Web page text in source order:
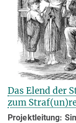
Das Elend der
zum
Projektleitung: